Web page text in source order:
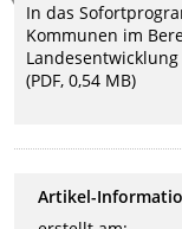
In das
Kommunen im
Landesentwicklung
(PDF, 0,54 MB)
Artikel-